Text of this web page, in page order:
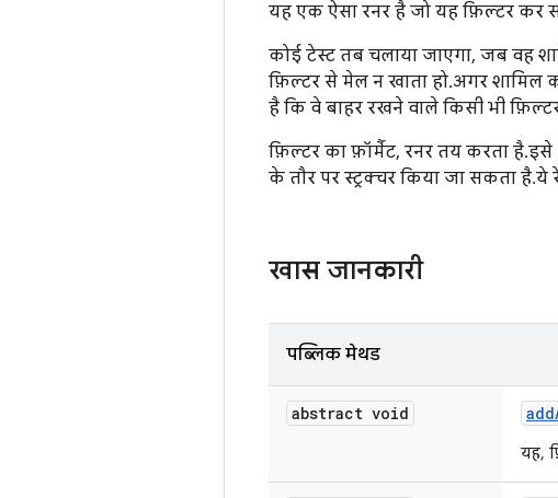
यह एक ऐसा रनर है जो यह फ़िल्टर कर
कोई टेस्ट तब चलाया जाएगा, जब वह
फ़िल्टर से मेल न खाता हो. अगर शामिल
है कि वे बाहर रखने वाले किसी भी
फ़िल्टर का फ़ॉर्मैट, रनर तय करता है. इसे
के तौर पर स्ट्रक्चर किया जा सकता है.
खास जानकारी
पब्लिक मेथड
abstract void add
यह,